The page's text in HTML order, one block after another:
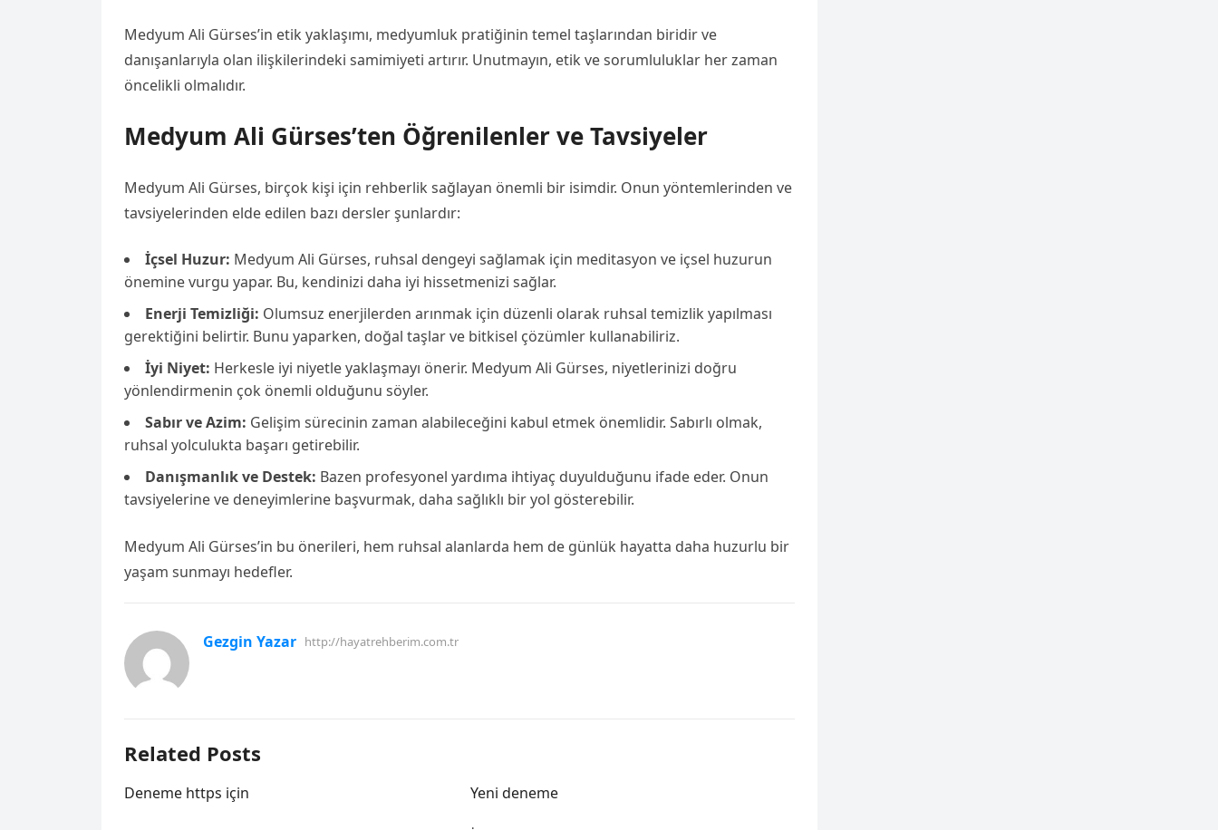
Medyum Ali Gürses’in etik yaklaşımı, medyumluk pratiğinin temel taşlarından biridir ve
danışanlarıyla olan ilişkilerindeki samimiyeti artırır. Unutmayın, etik ve sorumluluklar her zaman
öncelikli olmalıdır.
Medyum Ali Gürses’ten Öğrenilenler ve Tavsiyeler
Medyum Ali Gürses, birçok kişi için rehberlik sağlayan önemli bir isimdir. Onun yöntemlerinden ve
tavsiyelerinden elde edilen bazı dersler şunlardır:
İçsel Huzur: Medyum Ali Gürses, ruhsal dengeyi sağlamak için meditasyon ve içsel huzurun
önemine vurgu yapar. Bu, kendinizi daha iyi hissetmenizi sağlar.
Enerji Temizliği: Olumsuz enerjilerden arınmak için düzenli olarak ruhsal temizlik yapılması
gerektiğini belirtir. Bunu yaparken, doğal taşlar ve bitkisel çözümler kullanabiliriz.
İyi Niyet: Herkesle iyi niyetle yaklaşmayı önerir. Medyum Ali Gürses, niyetlerinizi doğru
yönlendirmenin çok önemli olduğunu söyler.
Sabır ve Azim: Gelişim sürecinin zaman alabileceğini kabul etmek önemlidir. Sabırlı olmak,
ruhsal yolculukta başarı getirebilir.
Danışmanlık ve Destek: Bazen profesyonel yardıma ihtiyaç duyulduğunu ifade eder. Onun
tavsiyelerine ve deneyimlerine başvurmak, daha sağlıklı bir yol gösterebilir.
Medyum Ali Gürses’in bu önerileri, hem ruhsal alanlarda hem de günlük hayatta daha huzurlu bir
yaşam sunmayı hedefler.
Gezgin Yazar http://hayatrehberim.com.tr
Related Posts
Deneme https için Yeni deneme